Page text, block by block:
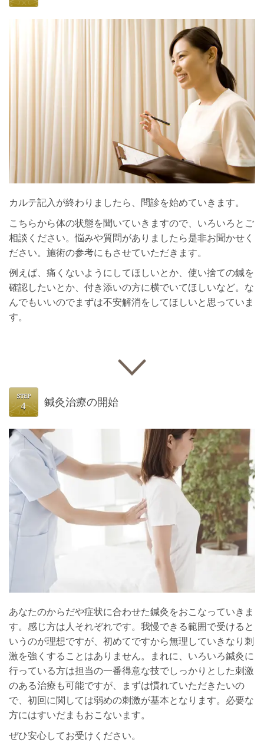
カルテ記入が終わりましたら、問診を始めていきます。
こちらから体の状態を聞いていきますので、いろいろとご
相談ください。悩みや質問がありましたら是非お聞かせく
ださい。施術の参考にもさせていただきます。
例えば、痛くないようにしてほしいとか、使い捨ての鍼を
確認したいとか、付き添いの方に横でいてほしいなど。な
んでもいいのでまずは不安解消をしてほしいと思っていま
す。
鍼灸治療の開始
あなたのからだや症状に合わせた鍼灸をおこなっていきま
す。感じ方は人それぞれです。我慢できる範囲で受けると
いうのが理想ですが、初めてですから無理していきなり刺
激を強くすることはありません。まれに、いろいろ鍼灸に
行っている方は担当の一番得意な技でしっかりとした刺激
のある治療も可能ですが、まずは慣れていただきたいの
で、初回に関しては弱めの刺激が基本となります。必要な
方にはすいだまもおこないます。
ぜひ安心してお受けください。